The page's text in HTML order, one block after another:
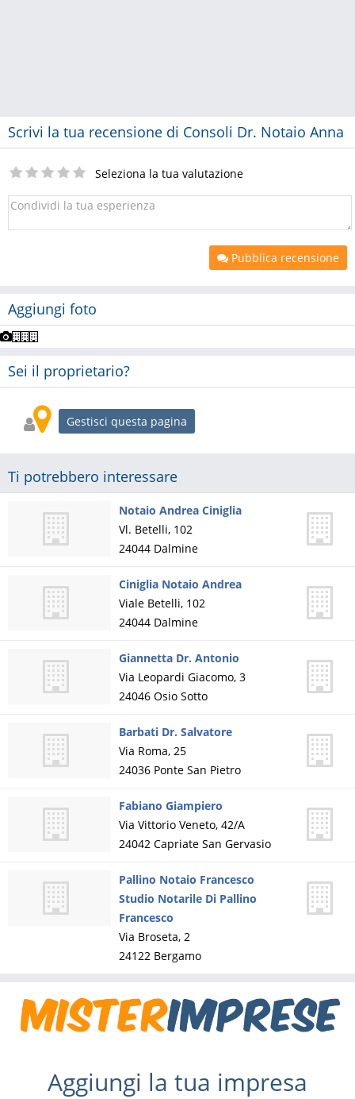
Scrivi la tua recensione di Consoli Dr. Notaio Anna
Seleziona la tua valutazione
Pubblica recensione
Aggiungi foto
Sei il proprietario?
Gestisci questa pagina
Ti potrebbero interessare
Notaio Andrea Ciniglia
Vl. Betelli, 102
24044 Dalmine
Ciniglia Notaio Andrea
Viale Betelli, 102
24044 Dalmine
Giannetta Dr. Antonio
Via Leopardi Giacomo, 3
24046 Osio Sotto
Barbati Dr. Salvatore
Via Roma, 25
24036 Ponte San Pietro
Fabiano Giampiero
Via Vittorio Veneto, 42/A
24042 Capriate San Gervasio
Pallino Notaio Francesco
Studio Notarile Di Pallino
Francesco
Via Broseta, 2
24122 Bergamo
Aggiungi la tua impresa